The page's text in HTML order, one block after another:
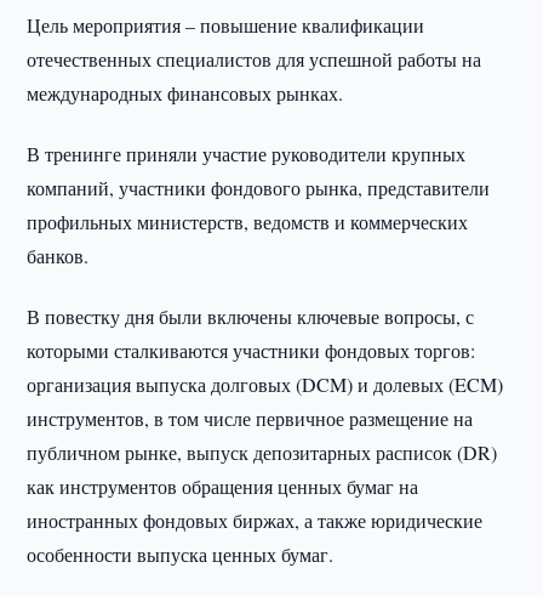
Цель мероприятия – повышение квалификации
отечественных специалистов для успешной работы на
международных финансовых рынках.
В тренинге приняли участие руководители крупных
компаний, участники фондового рынка, представители
профильных министерств, ведомств и коммерческих
банков.
В повестку дня были включены ключевые вопросы, с
которыми сталкиваются участники фондовых торгов:
организация выпуска долговых (DCM) и долевых (ECM)
инструментов, в том числе первичное размещение на
публичном рынке, выпуск депозитарных расписок (DR)
как инструментов обращения ценных бумаг на
иностранных фондовых биржах, а также юридические
особенности выпуска ценных бумаг.